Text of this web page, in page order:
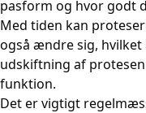
pasform og hvor godt
Med tiden kan
også ændre sig,
udskiftning af
funktion.
Det er vigtigt